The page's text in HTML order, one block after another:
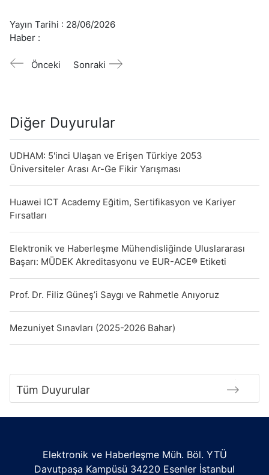
Yayın Tarihi : 28/06/2026
Haber :
Önceki Sonraki
Diğer Duyurular
UDHAM: 5'inci Ulaşan ve Erişen Türkiye 2053
Üniversiteler Arası Ar-Ge Fikir Yarışması
Huawei ICT Academy Eğitim, Sertifikasyon ve Kariyer
Fırsatları
Elektronik ve Haberleşme Mühendisliğinde Uluslararası
Başarı: MÜDEK Akreditasyonu ve EUR-ACE® Etiketi
Prof. Dr. Filiz Güneş’i Saygı ve Rahmetle Anıyoruz
Mezuniyet Sınavları (2025-2026 Bahar)
Tüm Duyurular
Elektronik ve Haberleşme Müh. Böl. YTÜ
Davutpaşa Kampüsü 34220 Esenler İstanbul